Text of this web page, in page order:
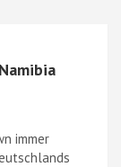
immer